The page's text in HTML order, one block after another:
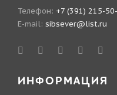
Телефон: +7 (391) 215-
E-mail: sibsever@list.ru
ИНФОРМАЦИЯ